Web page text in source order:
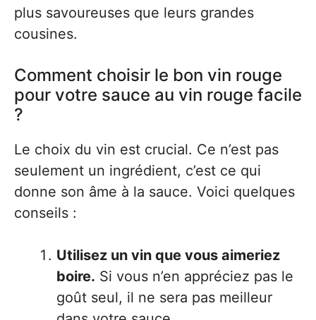
plus savoureuses que leurs grandes
cousines.
Comment choisir le bon vin rouge
pour votre sauce au vin rouge facile
?
Le choix du vin est crucial. Ce n’est pas
seulement un ingrédient, c’est ce qui
donne son âme à la sauce. Voici quelques
conseils :
Utilisez un vin que vous aimeriez
boire. Si vous n’en appréciez pas le
goût seul, il ne sera pas meilleur